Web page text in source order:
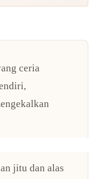
ceria
jitu dan alas